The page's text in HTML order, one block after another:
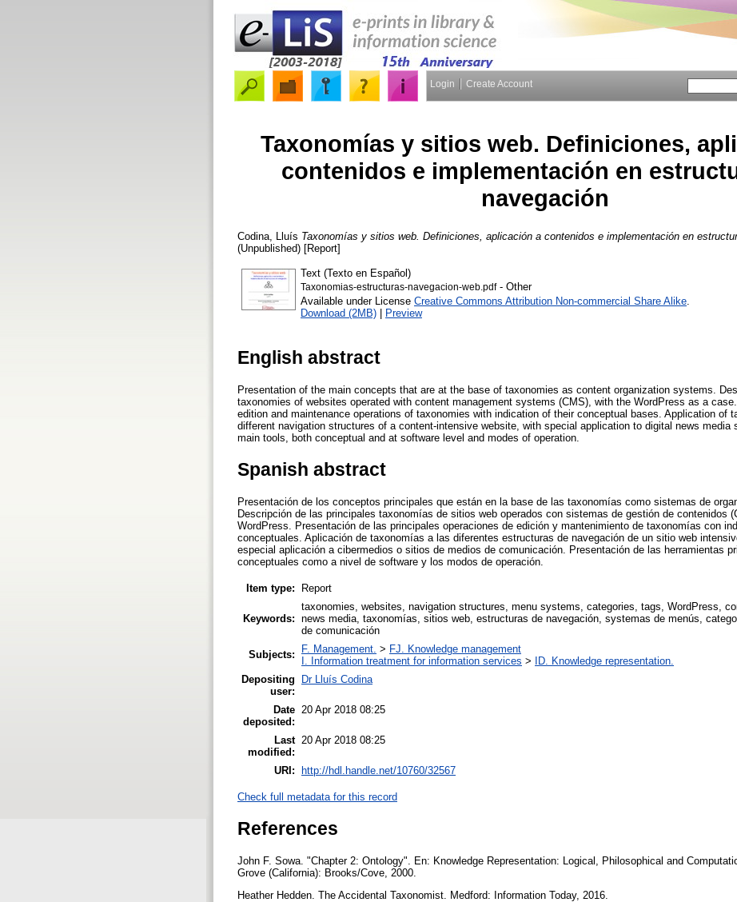
Login Create Account
Taxonomías y sitios web. Definiciones,
contenidos e implementación en
navegación
Codina, Lluís Taxonomías y sitios web. Definiciones, aplicación a contenidos e implementación en
(Unpublished) [Report]
Text (Texto en Español)
Taxonomias-estructuras-navegacion-web.pdf- Other
Available under License Creative Commons Attribution Non-commercial Share Alike
Download (2MB) | Preview
English abstract
Presentation of the main concepts that are at the base of taxonomies as content organization systems.
taxonomies of websites operated with content management systems (CMS), with the WordPress as a
edition and maintenance operations of taxonomies with indication of their conceptual bases. Application of
different navigation structures of a content-intensive website, with special application to digital news media
main tools, both conceptual and at software level and modes of operation.
Spanish abstract
Presentación de los conceptos principales que están en la base de las taxonomías como sistemas de
Descripción de las principales taxonomías de sitios web operados con sistemas de gestión de contenidos
WordPress. Presentación de las principales operaciones de edición y mantenimiento de taxonomías con
conceptuales. Aplicación de taxonomías a las diferentes estructuras de navegación de un sitio web
especial aplicación a cibermedios o sitios de medios de comunicación. Presentación de las herramientas
conceptuales como a nivel de software y los modos de operación.
Item type: Report
Keywords:
taxonomies, websites, navigation structures, menu systems, categories, tags, WordPress,
news media, taxonomías, sitios web, estructuras de navegación, systemas de menús,
de comunicación
Subjects:
F. Management. > FJ. Knowledge management
I. Information treatment for information services >
ID. Knowledge representation.
Depositing
user:
Dr Lluís Codina
Date
deposited:
20 Apr 2018 08:25
Last
modified:
20 Apr 2018 08:25
URI: http://hdl.handle.net/10760/32567
Check full metadata for this record
References
John F. Sowa. "Chapter 2: Ontology". En: Knowledge Representation: Logical, Philosophical and
Grove (California): Brooks/Cove, 2000.
Heather Hedden. The Accidental Taxonomist. Medford: Information Today, 2016.